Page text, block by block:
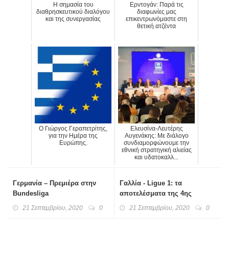
Η σημασία του
διαθρησκευτικού διαλόγου
και της συνεργασίας
Ερντογάν: Παρά τις
διαφωνίες μας
επικεντρωνόμαστε στη
θετική ατζέντα
Ο Γιώργος Γεραπετρίτης,
για την Ημέρα της
Ευρώπης.
Ελευσίνα-Λευτέρης
Αυγενάκης: Με διάλογο
συνδιαμορφώνουμε την
εθνική στρατηγική αλιείας
και υδατοκαλλ...
Γερμανία – Πρεμιέρα στην
Bundesliga
21 Σεπτεμβρίου, 2020 0
Γαλλία - Ligue 1: τα
αποτελέσματα της 4ης
21 Σεπτεμβρίου, 2020 0